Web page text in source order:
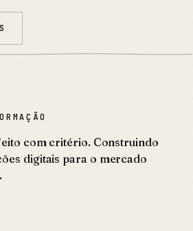
com critério. Construindo
digitais para o mercado